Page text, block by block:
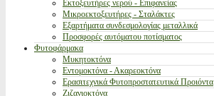
Εκτοξευτήρες νερού - Επιφανείας
Μικροεκτοξευτήρες - Σταλάκτες
Εξαρτήματα συνδεσμολογίας μεταλλικά
Προσφορές αυτόματου ποτίσματος
Φυτοφάρμακα
Μυκητοκτόνα
Εντομοκτόνα - Ακαρεοκτόνα
Ερασιτεχνικά Φυτοπροστατευτικά Προιόντα
Ζιζανιοκτόνα